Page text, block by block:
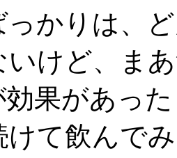
っかりは、
いけど、ま
効果があっ
けて飲んで